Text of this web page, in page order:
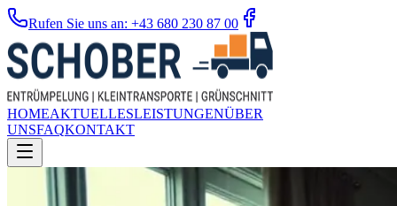
Rufen Sie uns an: +43 680 230 87 00
HOMEAKTUELLESLEISTUNGENÜBER
UNSFAQKONTAKT